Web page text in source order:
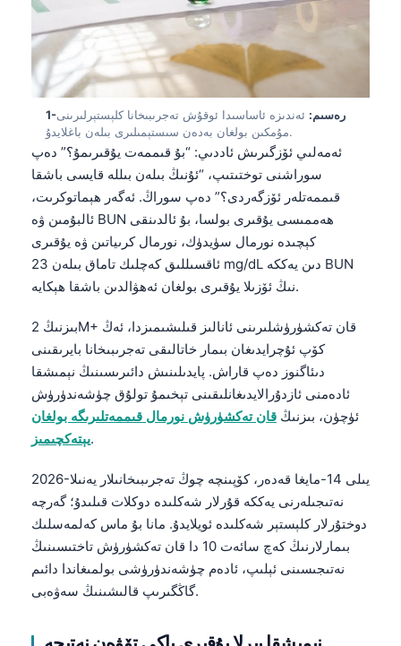
1-رەسىم: ئەندىزە ئاساسىدا ئوقۇش تەجرىبىخانا كلېستېرلىرىنى
مۇمكىن بولغان بەدەن سىستېمىلىرى بىلەن باغلايدۇ.
ئەمەلىي ئۆزگىرىش ئاددىي: “بۇ قىممەت يۇقىرىمۇ؟” دەپ
سوراشنى توختىتىپ، “ئۇنىڭ بىلەن بىللە قايسى باشقا
قىممەتلەر ئۆزگەردى؟” دەپ سوراڭ. ئەگەر ھېماتوكرىت،
ئالبۇمىن ۋە BUN ھەممىسى يۇقىرى بولسا، بۇ ئالدىنقى
كېچىدە نورمال سۈيدۈك، نورمال كرىياتىن ۋە يۇقىرى
ئاقسىللىق كەچلىك تاماق بىلەن 23 mg/dL دىن يەككە BUN
نىڭ ئۆزىلا يۇقىرى بولغان ئەھۋالدىن باشقا ھېكايە.
بىزنىڭ 2M+ قان تەكشۈرۈشلىرىنى ئانالىز قىلىشىمىزدا، ئەڭ
كۆپ ئۇچرايدىغان بىمار خاتالىقى تەجرىبىخانا بايرىقىنى
دىئاگنوز دەپ قاراش. پايدىلىنىش دائىرىسىنىڭ نېمىشقا
ئادەمنى ئازدۇرالايدىغانلىقىنى تېخىمۇ تولۇق چۈشەندۈرۈش
ئۈچۈن، بىزنىڭ قان تەكشۈرۈش نورمال قىممەتلىرىگە بولغان
يېتەكچىمىز.
2026-يىلى 14-مايغا قەدەر، كۆپىنچە چوڭ تەجرىبىخانىلار يەنىلا
نەتىجىلەرنى يەككە قۇرلار شەكلىدە دوكلات قىلىدۇ؛ گەرچە
دوختۇرلار كلېستېر شەكلىدە ئويلايدۇ. مانا بۇ ماس كەلمەسلىك
بىمارلارنىڭ كەچ سائەت 10 دا قان تەكشۈرۈش تاختىسىنىڭ
نەتىجىسىنى ئېلىپ، ئادەم چۈشەندۈرۈشى بولمىغاندا دائىم
گاڭگىرىپ قالىشىنىڭ سەۋەبى.